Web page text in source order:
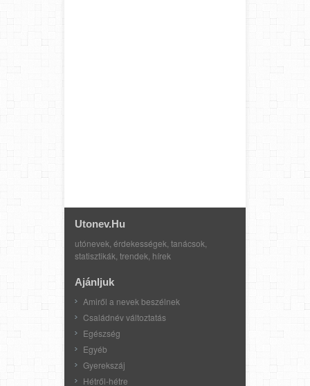
Utonev.hu
utónevek, érdekességek, tanácsok,
statisztikák, trendek, hírek
Ajánljuk
Amiről a nevek beszélnek
Családnév változtatás
Egészség
Egyéb
Gyerekszáj
Hétről-hétre